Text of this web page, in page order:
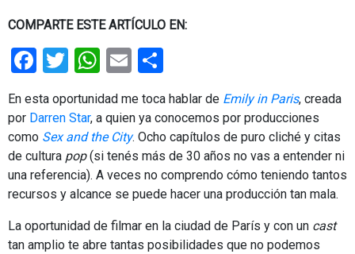
COMPARTE ESTE ARTÍCULO EN:
Facebook
TwitterWhatsApp
Email
En esta oportunidad me toca hablar de Emily in Paris, creada
por Darren Star, a quien ya conocemos por producciones
como Sex and the City. Ocho capítulos de puro cliché y citas
de cultura pop(si tenés más de 30 años no vas a entender ni
una referencia). A veces no comprendo cómo teniendo tantos
recursos y alcance se puede hacer una producción tan mala.
La oportunidad de filmar en la ciudad de París y con un cast
tan amplio te abre tantas posibilidades que no podemos